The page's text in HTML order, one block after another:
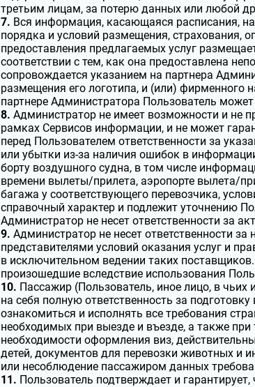
третьим лицам, за потерю данных или любой
7. Вся информация, касающаяся расписания,
порядка и условий размещения, страхования,
предоставления предлагаемых услуг
соответствии с тем, как она предоставлена
сопровождается указанием на партнера
размещения его логотипа, и (или)
партнере Администратора Пользователь
8. Администратор не имеет возможности и не
рамках Сервисов информации, и не может
перед Пользователем ответственности за
или убытки из-за наличия ошибок в
борту воздушного судна, в том числе
времени вылеты/прилета, аэропорте вылета/
багажа у соответствующего перевозчика,
справочный характер и подлежит уточнению
Администратор не несет ответственности за
9. Администратор не несет ответственности
представителями условий оказания услуг и
в исключительном ведении таких
произошедшие вследствие использования
10. Пассажир (Пользователь, иное лицо, в чьих
на себя полную ответственность за
ознакомиться и исполнять все требования
необходимых при выезде и въезде, а также
необходимости оформления виз,
детей, документов для перевозки животных и
или несоблюдение пассажиром данных
11. Пользователь подтверждает и